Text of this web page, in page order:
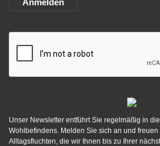
Anmelden
Unser Newsletter entführt Sie regelmäßig in
Wohlbefindens. Melden Sie sich an und
Alltagsfluchten, die wir Ihnen bis zu Ihrer